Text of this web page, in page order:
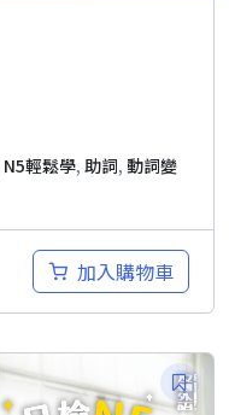
N5輕鬆學, 助詞, 動詞變
加入購物車